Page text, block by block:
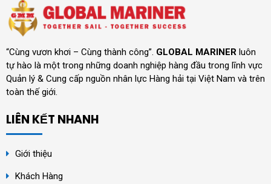
“Cùng vươn khơi – Cùng thành công”. GLOBAL MARINER luôn
tự hào là một trong những doanh nghiệp hàng đầu trong lĩnh vực
Quản lý & Cung cấp nguồn nhân lực Hàng hải tại Việt Nam và trên
toàn thế giới.
LIÊN KẾT NHANH
Giới thiệu
Khách Hàng